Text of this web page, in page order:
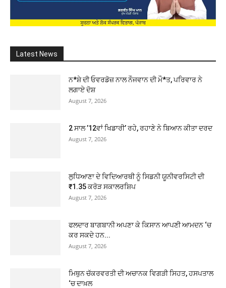
Latest News
ਨ*ਸ਼ੇ ਦੀ ਓਵਰਡੋਜ਼ ਨਾਲ ਨੌਜਵਾਨ ਦੀ ਮੌ*ਤ, ਪਰਿਵਾਰ ਨੇ
ਲਗਾਏ ਦੋਸ਼
August 7, 2026
2 ਸਾਲ ’12ਵਾਂ ਖਿਡਾਰੀ’ ਰਹੇ, ਰਹਾਣੇ ਨੇ ਬਿਆਨ ਕੀਤਾ ਦਰਦ
August 7, 2026
ਲੁਧਿਆਣਾ ਦੇ ਵਿਦਿਆਰਥੀ ਨੂੰ ਸਿਡਨੀ ਯੂਨੀਵਰਸਿਟੀ ਦੀ
₹1.35 ਕਰੋੜ ਸਕਾਲਰਸ਼ਿਪ
August 7, 2026
ਫਲਦਾਰ ਬਾਗਬਾਨੀ ਅਪਣਾ ਕੇ ਕਿਸਾਨ ਆਪਣੀ ਆਮਦਨ ‘ਚ
ਕਰ ਸਕਦੇ ਹਨ...
August 7, 2026
ਮਿਥੁਨ ਚੱਕਰਵਰਤੀ ਦੀ ਅਚਾਨਕ ਵਿਗੜੀ ਸਿਹਤ, ਹਸਪਤਾਲ
‘ਚ ਦਾਖ਼ਲ